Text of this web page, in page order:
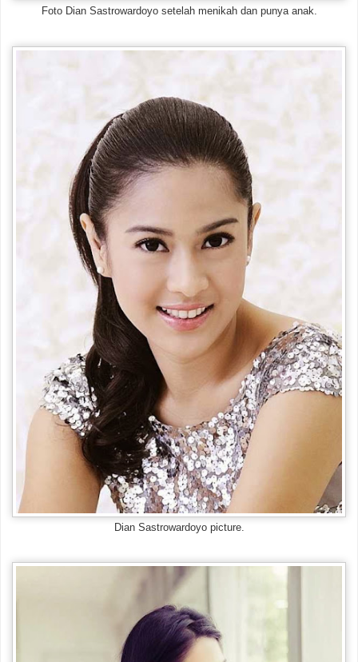
Foto Dian Sastrowardoyo setelah menikah dan punya anak.
Dian Sastrowardoyo picture.